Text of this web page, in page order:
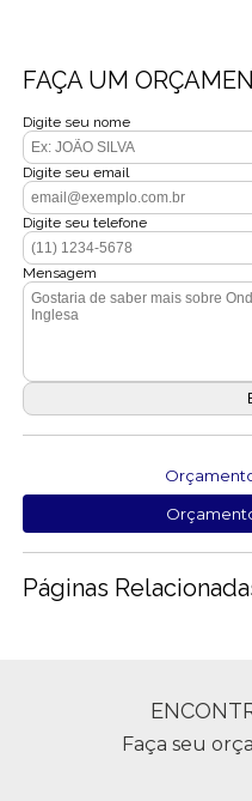
FAÇA UM
Digite seu nome
Digite seu email
Digite seu telefone
Mensagem
Páginas
Faça seu